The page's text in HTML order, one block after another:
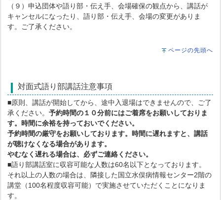
（９）申込団体や語り部・伝え手、会場確保の観点から、講話が
キャンセルになったり、語り部・伝え手、会場の変更がありま
す。ご了承ください。
ページの先頭へ
対面式語り部講話注意事項
■原則、講話が開始してから、途中入退場はできませんので、ご了
承ください。予約時間の１０分前にはご着席をお願いしておりま
す。時間に余裕を持っておいでください。
予約時間の厳守をお願いしております。時間に遅れますと、講話
が聴けなくなる場合があります。
やむなく遅れる場合は、 必ずご連絡ください。
■語り部講話室に収容可能な人数は60名以下となっております。
それ以上の人数の場合は、隣接した国立水俣病情報センター2階の
講堂（100名程度収容可能）で実施させていただくことになりま
す。